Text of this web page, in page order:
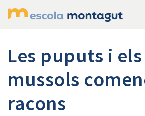
Les puputs i els
mussols
racons